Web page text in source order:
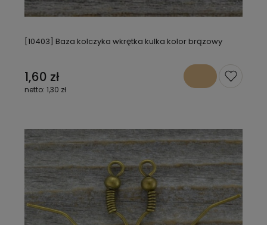
[10403] Baza kolczyka wkrętka kulka kolor brązowy
1,60 zł
1,30 zł